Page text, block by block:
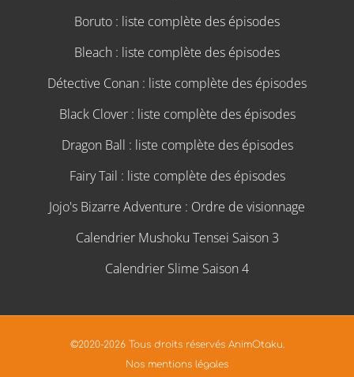
Boruto : liste complète des épisodes
Bleach : liste complète des épisodes
Détective Conan : liste complète des épisodes
Black Clover : liste complète des épisodes
Dragon Ball : liste complète des épisodes
Fairy Tail : liste complète des épisodes
Jojo's Bizarre Adventure : Ordre de visionnage
Calendrier Mushoku Tensei Saison 3
Calendrier Slime Saison 4
©2020-2026 Tous droits réservés AnimOtaku.
Nos mentions légales